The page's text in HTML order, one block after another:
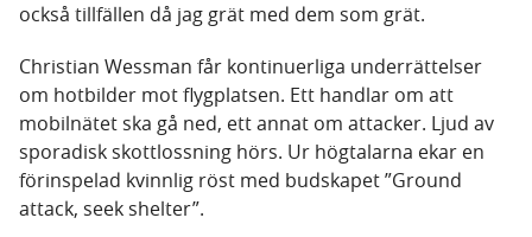
också tillfällen då jag grät med dem som grät.
Christian Wessman får kontinuerliga underrättelser
om hotbilder mot flygplatsen. Ett handlar om att
mobilnätet ska gå ned, ett annat om attacker. Ljud av
sporadisk skottlossning hörs. Ur högtalarna ekar en
förinspelad kvinnlig röst med budskapet ”Ground
attack, seek shelter”.